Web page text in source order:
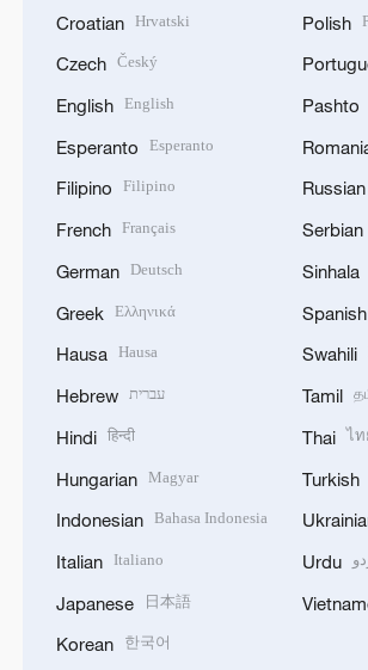
Croatian Hrvatski
Czech Český
English English
Esperanto Esperanto
Filipino Filipino
French Français
German Deutsch
Greek Ελληνικά
Hausa Hausa
Hebrew עברית
Hindi हिन्दी
Hungarian Magyar
Indonesian Bahasa Indonesia
Italian Italiano
Japanese 日本語
Korean 한국어
Polish
Pashto
Russian
Serbian
Sinhala
Spanish
Swahili
Tamil
Thai ไ
Turkish
Urdu